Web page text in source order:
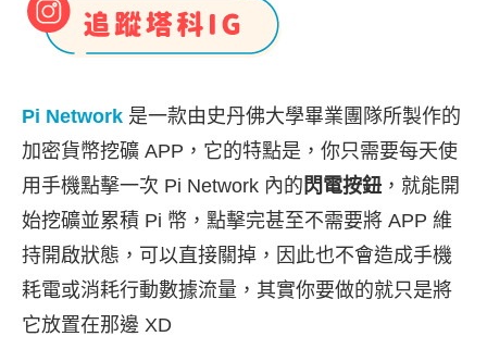
Pi Network 是一款由史丹佛大學畢業團隊所製作的
加密貨幣挖礦 APP，它的特點是，你只需要每天使
用手機點擊一次 Pi Network 內的 閃電按鈕 ，就能開
始挖礦並累積 Pi 幣，點擊完甚至不需要將 APP 維
持開啟狀態，可以直接關掉，因此也不會造成手機
耗電或消耗行動數據流量，其實你要做的就只是將
它放置在那邊 XD